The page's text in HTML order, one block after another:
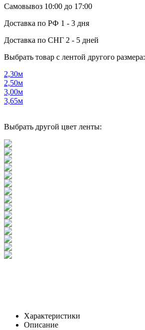
Самовывоз 10:00 до 17:00
Доставка по РФ 1 - 3 дня
Доставка по СНГ 2 - 5 дней
Выбрать товар с лентой другого размера:
2,30м
2,50м
3,00м
3,65м
Выбрать другой цвет ленты:
Характеристики
Описание